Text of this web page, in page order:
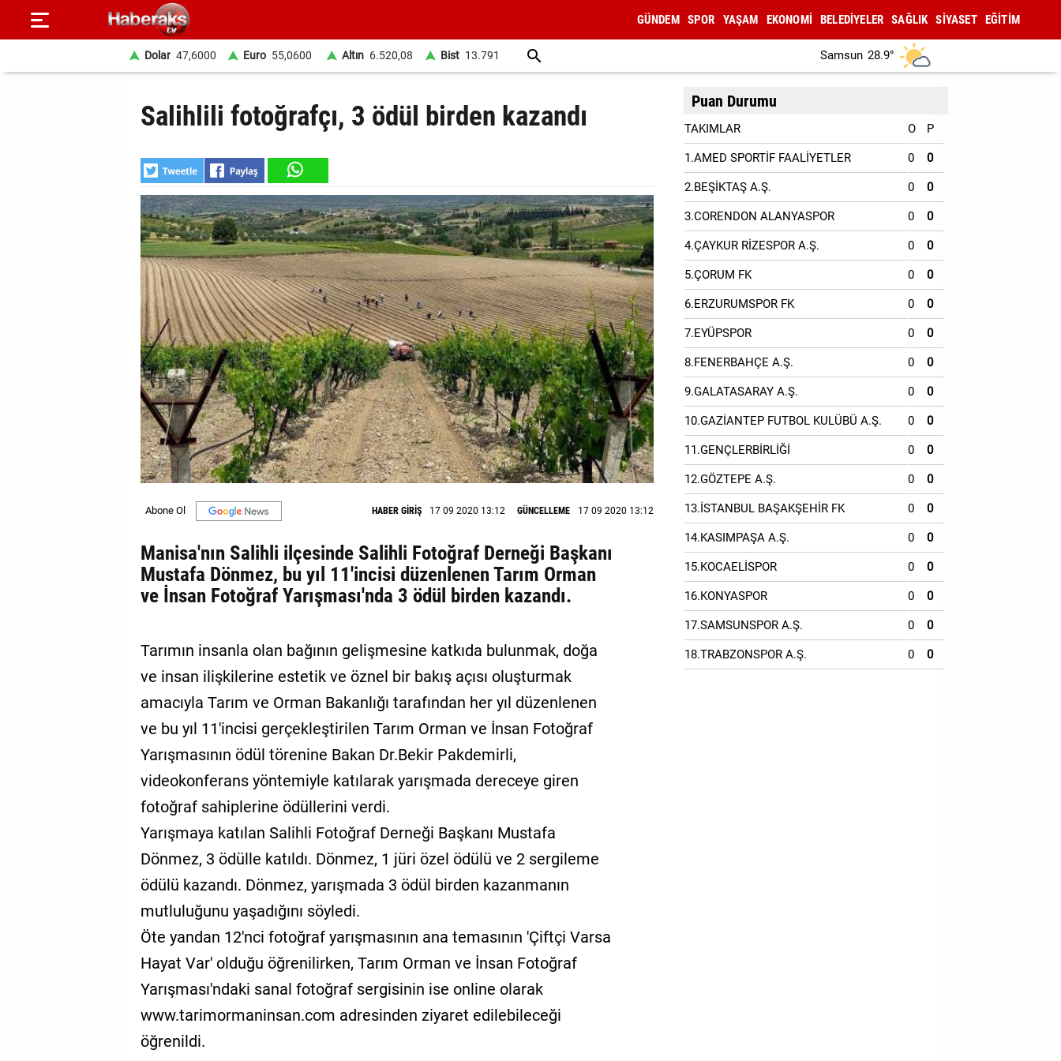
GÜNDEM SPOR YAŞAM EKONOMİ BELEDİYELER SAĞLIK SİYASET EĞİTİM
Dolar 47,6000 Euro 55,0600 Altın 6.520,08 Bist 13.791 Samsun 28.9°
Salihlili fotoğrafçı, 3 ödül birden kazandı
HABER GİRİŞ 17 09 2020 13:12 GÜNCELLEME 17 09 2020 13:12
Manisa'nın Salihli ilçesinde Salihli Fotoğraf Derneği Başkanı
Mustafa Dönmez, bu yıl 11'incisi düzenlenen Tarım Orman
ve İnsan Fotoğraf Yarışması'nda 3 ödül birden kazandı.
Tarımın insanla olan bağının gelişmesine katkıda bulunmak, doğa
ve insan ilişkilerine estetik ve öznel bir bakış açısı oluşturmak
amacıyla Tarım ve Orman Bakanlığı tarafından her yıl düzenlenen
ve bu yıl 11'incisi gerçekleştirilen Tarım Orman ve İnsan Fotoğraf
Yarışmasının ödül törenine Bakan Dr.Bekir Pakdemirli,
videokonferans yöntemiyle katılarak yarışmada dereceye giren
fotoğraf sahiplerine ödüllerini verdi.
Yarışmaya katılan Salihli Fotoğraf Derneği Başkanı Mustafa
Dönmez, 3 ödülle katıldı. Dönmez, 1 jüri özel ödülü ve 2 sergileme
ödülü kazandı. Dönmez, yarışmada 3 ödül birden kazanmanın
mutluluğunu yaşadığını söyledi.
Öte yandan 12'nci fotoğraf yarışmasının ana temasının 'Çiftçi Varsa
Hayat Var' olduğu öğrenilirken, Tarım Orman ve İnsan Fotoğraf
Yarışması'ndaki sanal fotoğraf sergisinin ise online olarak
www.tarimormaninsan.com adresinden ziyaret edilebileceği
öğrenildi.
Puan Durumu
TAKIMLAR O P
1.AMED SPORTİF FAALİYETLER 0 0
2.BEŞİKTAŞ A.Ş. 0 0
3.CORENDON ALANYASPOR 0 0
4.ÇAYKUR RİZESPOR A.Ş. 0 0
5.ÇORUM FK 0 0
6.ERZURUMSPOR FK 0 0
7.EYÜPSPOR 0 0
8.FENERBAHÇE A.Ş. 0 0
9.GALATASARAY A.Ş. 0 0
10.GAZİANTEP FUTBOL KULÜBÜ A.Ş. 0 0
11.GENÇLERBİRLİĞİ 0 0
12.GÖZTEPE A.Ş. 0 0
13.İSTANBUL BAŞAKŞEHİR FK 0 0
14.KASIMPAŞA A.Ş. 0 0
15.KOCAELİSPOR 0 0
16.KONYASPOR 0 0
17.SAMSUNSPOR A.Ş. 0 0
18.TRABZONSPOR A.Ş. 0 0